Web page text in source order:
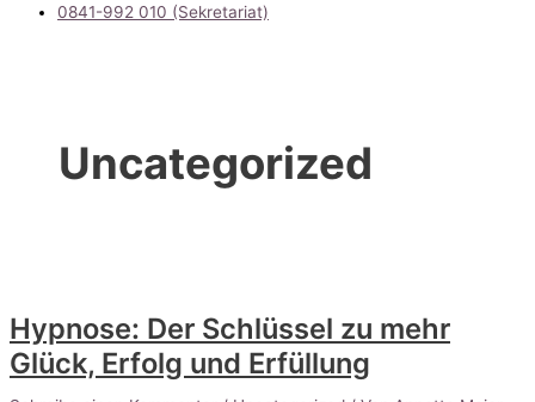
0841-992 010 (Sekretariat)
Uncategorized
Hypnose: Der Schlüssel zu mehr
Glück, Erfolg und Erfüllung